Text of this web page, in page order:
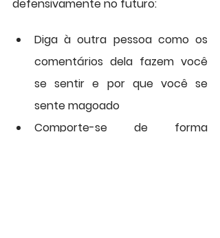
defensivamente no futuro:
Diga à outra pessoa como os
comentários dela fazem você
se sentir e por que você se
sente magoado
Comporte-se de forma